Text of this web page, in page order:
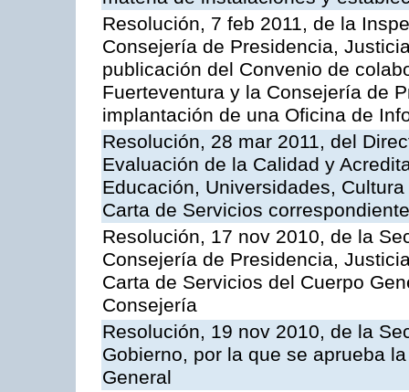
Resolución, 7 feb 2011, de la
Consejería de Presidencia,
publicación del Convenio de
Fuerteventura y la Consejería de
implantación de una Oficina de
Resolución, 28 mar 2011, del
Evaluación de la Calidad y
Educación, Universidades,
Carta de Servicios
Resolución, 17 nov 2010, de la
Consejería de Presidencia,
Carta de Servicios del Cuerpo
Consejería
Resolución, 19 nov 2010, de la
Gobierno, por la que se aprueba
General